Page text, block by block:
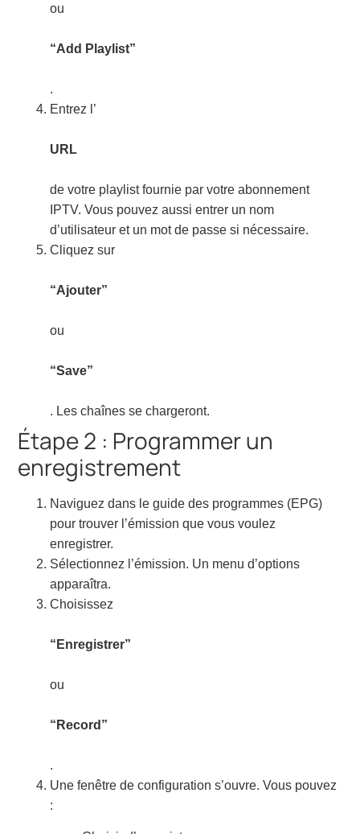
ou
“Add Playlist”
.
Entrez l’
URL
de votre playlist fournie par votre abonnement
IPTV. Vous pouvez aussi entrer un nom
d’utilisateur et un mot de passe si nécessaire.
Cliquez sur
“Ajouter”
ou
“Save”
. Les chaînes se chargeront.
Étape 2 : Programmer un
enregistrement
Naviguez dans le guide des programmes (EPG)
pour trouver l’émission que vous voulez
enregistrer.
Sélectionnez l’émission. Un menu d’options
apparaîtra.
Choisissez
“Enregistrer”
ou
“Record”
.
Une fenêtre de configuration s’ouvre. Vous pouvez
: